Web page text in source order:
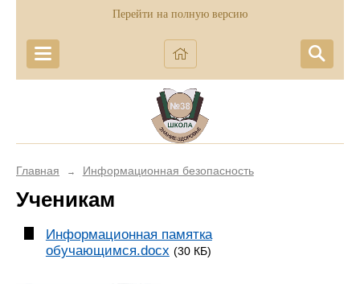
Перейти на полную версию
Главная → Информационная безопасность
Ученикам
Информационная памятка
обучающимся.docx (30 КБ)